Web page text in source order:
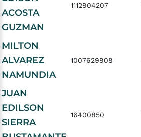
ACOSTA
GUZMAN
1112904207
MILTON
ALVAREZ
NAMUNDIA
1007629908
JUAN
EDILSON
SIERRA
16400850